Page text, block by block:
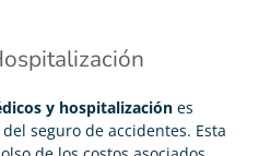
y hospitalización es
seguro de accidentes. Esta